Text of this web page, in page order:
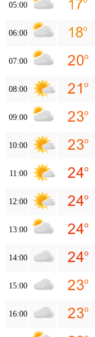
05:00
06:00
07:00
08:00
09:00
10:00
11:00
12:00
13:00
14:00
15:00
16:00